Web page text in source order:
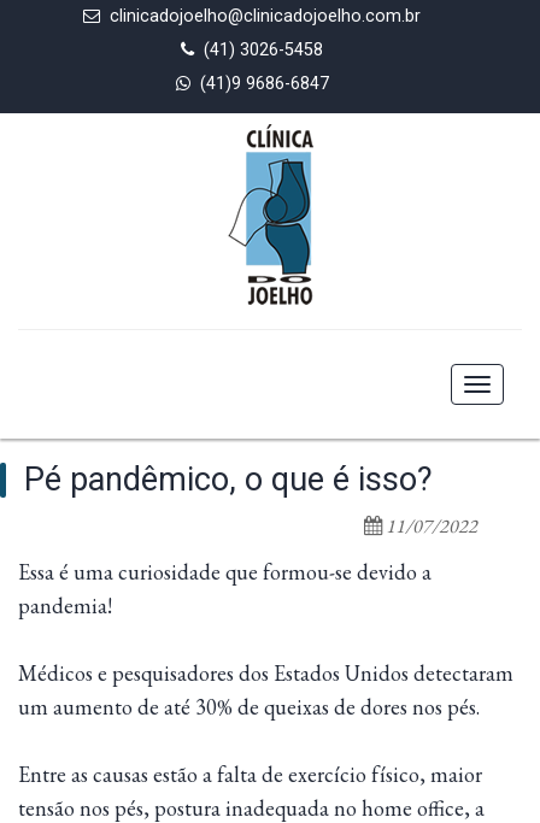
clinicadojoelho@clinicadojoelho.com.br
(41) 3026-5458
(41)9 9686-6847
Toggle
Pé pandêmico, o que é isso?
11/07/2022
Essa é uma curiosidade que formou-se devido a
pandemia!
Médicos e pesquisadores dos Estados Unidos detectaram
um aumento de até 30% de queixas de dores nos pés.
Entre as causas estão a falta de exercício físico, maior
tensão nos pés, postura inadequada no home office, a